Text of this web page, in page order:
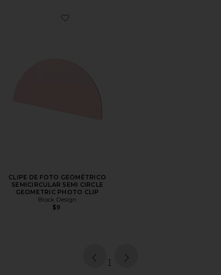
Favorite CLIPE DE FOTO GEOMÉTRICO
CLIPE DE FOTO GEOMÉTRICO
SEMICIRCULAR SEMI CIRCLE
GEOMETRIC PHOTO CLIP
Block Design
$9
page
1